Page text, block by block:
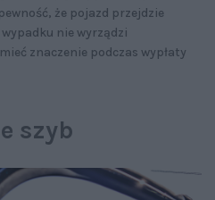
że pojazd przejdzie
nie wyrządzi
znaczenie podczas wypłaty
szyb